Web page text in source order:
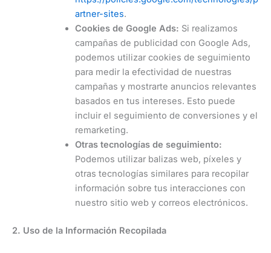
artner-sites.
Cookies de Google Ads: Si realizamos
campañas de publicidad con Google Ads,
podemos utilizar cookies de seguimiento
para medir la efectividad de nuestras
campañas y mostrarte anuncios relevantes
basados en tus intereses. Esto puede
incluir el seguimiento de conversiones y el
remarketing.
Otras tecnologías de seguimiento:
Podemos utilizar balizas web, píxeles y
otras tecnologías similares para recopilar
información sobre tus interacciones con
nuestro sitio web y correos electrónicos.
2. Uso de la Información Recopilada